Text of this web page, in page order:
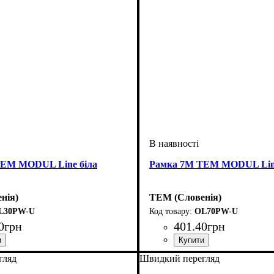
MODUL Line біла
U
грн
: Рамки
рамок: 3 поста
Рамка 7М TEM MODUL
TEM (Словенія)
OL70PW-U
401.40грн
Тип електрофурнітури: Рамки
Кількість місць рамок: 7
Серія: Line
Колір: Білий
Швидкий перегляд